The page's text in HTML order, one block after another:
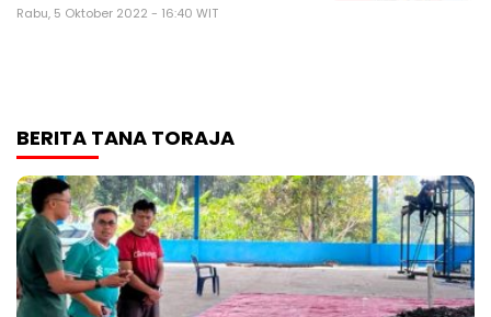
Rabu, 5 Oktober 2022 - 16:40 WIT
BERITA TANA TORAJA